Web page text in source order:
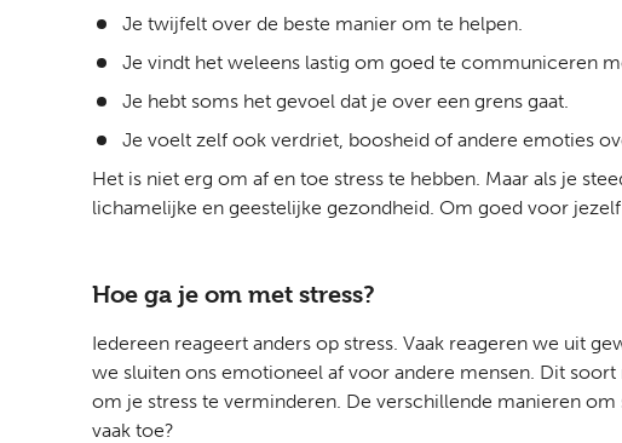
Je twijfelt over de beste manier om te helpen.
Je vindt het weleens lastig om goed te communiceren
Je hebt soms het gevoel dat je over een grens gaat.
Je voelt zelf ook verdriet, boosheid of andere emoties
Het is niet erg om af en toe stress te hebben. Maar als je
lichamelijke en geestelijke gezondheid. Om goed voor
Hoe ga je om met stress?
Iedereen reageert anders op stress. Vaak reageren we uit
we sluiten ons emotioneel af voor andere mensen. Dit
om je stress te verminderen. De verschillende manieren
vaak toe?